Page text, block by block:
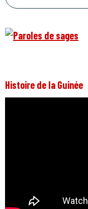
Histoire de la Guinée